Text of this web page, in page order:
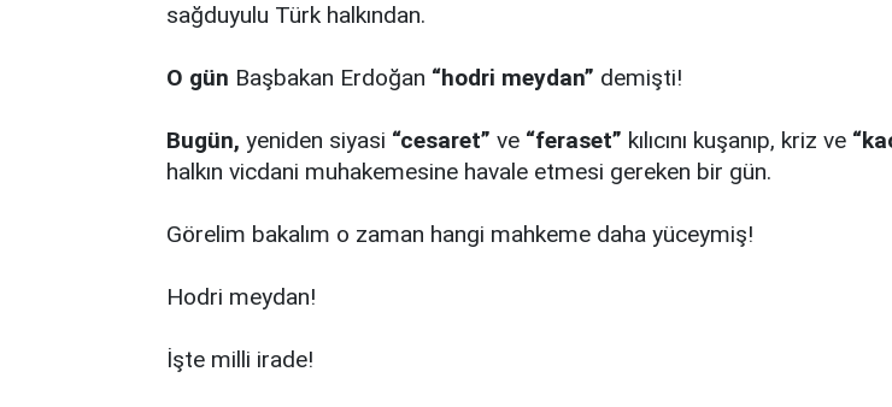
sağduyulu Türk halkından.
O gün Başbakan Erdoğan “hodri meydan” demişti!
Bugün, yeniden siyasi “cesaret” ve “feraset” kılıcını kuşanıp, kriz ve
halkın vicdani muhakemesine havale etmesi gereken bir gün.
Görelim bakalım o zaman hangi mahkeme daha yüceymiş!
Hodri meydan!
İşte milli irade!